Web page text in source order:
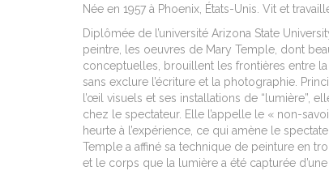
Née en 1957 à Phoenix, États-Unis . Vit et
Diplômée de l’université Arizona State
peintre, les oeuvres de Mary Temple, dont
conceptuelles, brouillent les frontières entre
sans exclure l’écriture et la photographie.
l’œil visuels et ses installations de “lumière”,
chez le spectateur. Elle l’appelle le « non-
heurte à l’expérience, ce qui amène le
Temple a affiné sa technique de peinture en
et le corps que la lumière a été capturée